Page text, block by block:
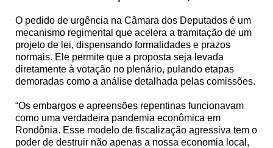
O pedido de urgência na Câmara dos Deputados é um
mecanismo regimental que acelera a tramitação de um
projeto de lei, dispensando formalidades e prazos
normais. Ele permite que a proposta seja levada
diretamente à votação no plenário, pulando etapas
demoradas como a análise detalhada pelas comissões.
“Os embargos e apreensões repentinas funcionavam
como uma verdadeira pandemia econômica em
Rondônia. Esse modelo de fiscalização agressiva tem o
poder de destruir não apenas a nossa economia local,